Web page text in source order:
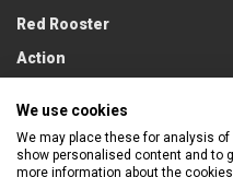
Red Rooster
Action
We use cookies
We may place these for analysis
show personalised content and to
more information about the